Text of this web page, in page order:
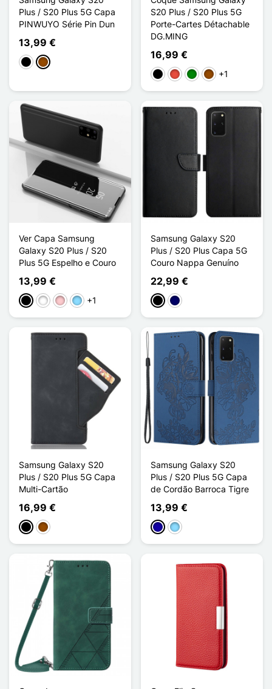
Plus / S20 Plus 5G Capa
PINWUYO Série Pin Dun
13,99 €
PretoCastanho
S20 Plus / S20 Plus 5G
Porte-Cartes Détachable
DG.MING
16,99 €
PretoVermelho
VerdeCastanho
+1
Ver Capa Samsung
Galaxy S20 Plus / S20
Plus 5G Espelho e Couro
13,99 €
PretoBrancoRosaAzul Claro
+1
Samsung Galaxy S20
Plus / S20 Plus Capa 5G
Couro Nappa Genuíno
22,99 €
PretoAzul marinho
Samsung Galaxy S20
Plus / S20 Plus 5G Capa
Multi-Cartão
16,99 €
PretoCastanho
Samsung Galaxy S20
Plus / S20 Plus 5G Capa
de Cordão Barroca Tigre
13,99 €
Azul Escuro
Azul Claro